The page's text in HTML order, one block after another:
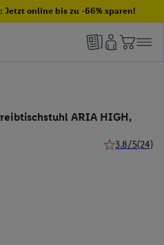
Jetzt online bis zu -66% sparen!
ARIA HIGH,
3.8/5(24)